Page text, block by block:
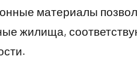
материалы
жилища,